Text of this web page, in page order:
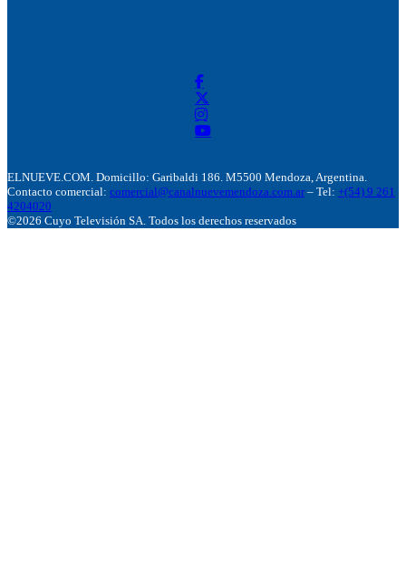
ELNUEVE.COM. Domicillo: Garibaldi 186. M5500 Mendoza, Argentina.
Contacto comercial: comercial@canalnuevemendoza.com.ar – Tel: +(54) 9 261
4204020
©2026 Cuyo Televisión SA. Todos los derechos reservados